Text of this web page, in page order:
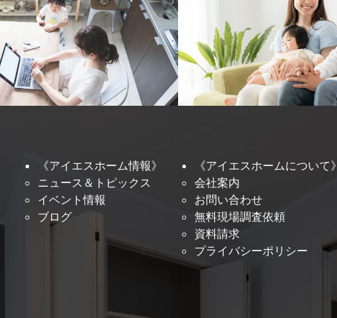
《アイエスホーム情報》
ニュース＆トピックス
イベント情報
ブログ
《アイエスホームについて
会社案内
お問い合わせ
無料現場調査依頼
資料請求
プライバシーポリシー